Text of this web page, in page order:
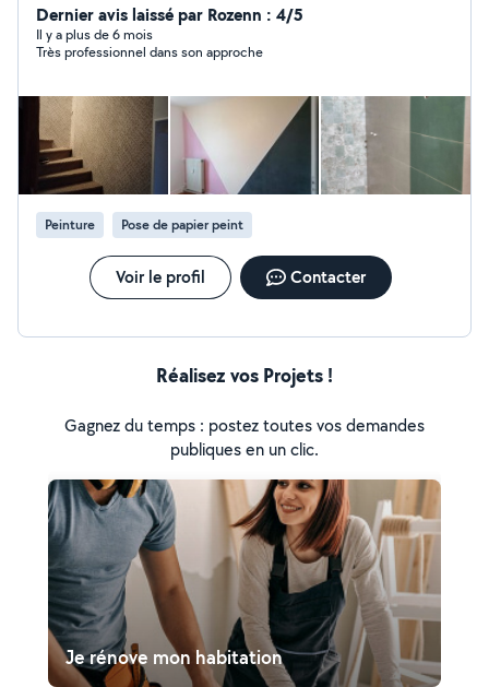
de meuble, peinture, revêtement sol et mur,
remplacement robinet, réparation fenêtre, volet, porte,
etc......) N'hésitez pas à me contacter pour plus de
Dernier avis laissé par Rozenn : 4/5
Il y a plus de 6 mois
Très professionnel dans son approche
Peinture Pose de papier peint
Voir le profil Contacter
Réalisez vos Projets !
Gagnez du temps : postez toutes vos demandes
publiques en un clic.
Je rénove mon habitation